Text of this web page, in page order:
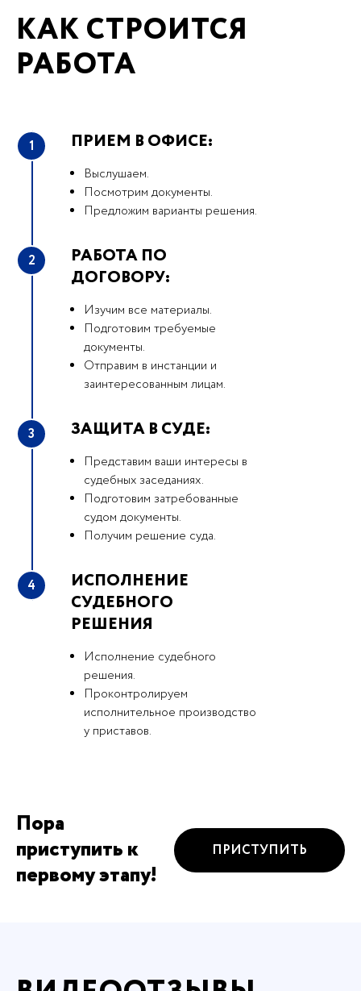
КАК СТРОИТСЯ
РАБОТА
1 ПРИЕМ В ОФИСЕ:
Выслушаем.
Посмотрим документы.
Предложим варианты решения.
2
РАБОТА ПО
ДОГОВОРУ:
Изучим все материалы.
Подготовим требуемые
документы.
Отправим в инстанции и
заинтересованным лицам.
3 ЗАЩИТА В СУДЕ:
Представим ваши интересы в
судебных заседаниях.
Подготовим затребованные
судом документы.
Получим решение суда.
4
ИСПОЛНЕНИЕ
СУДЕБНОГО
РЕШЕНИЯ
Исполнение судебного
решения.
Проконтролируем
исполнительное производство
у приставов.
Пора
приступить к
первому этапу!
ПРИСТУПИТЬ